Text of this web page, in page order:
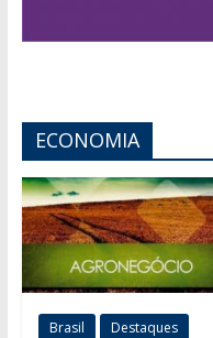
ECONOMIA
Brasil
Destaques